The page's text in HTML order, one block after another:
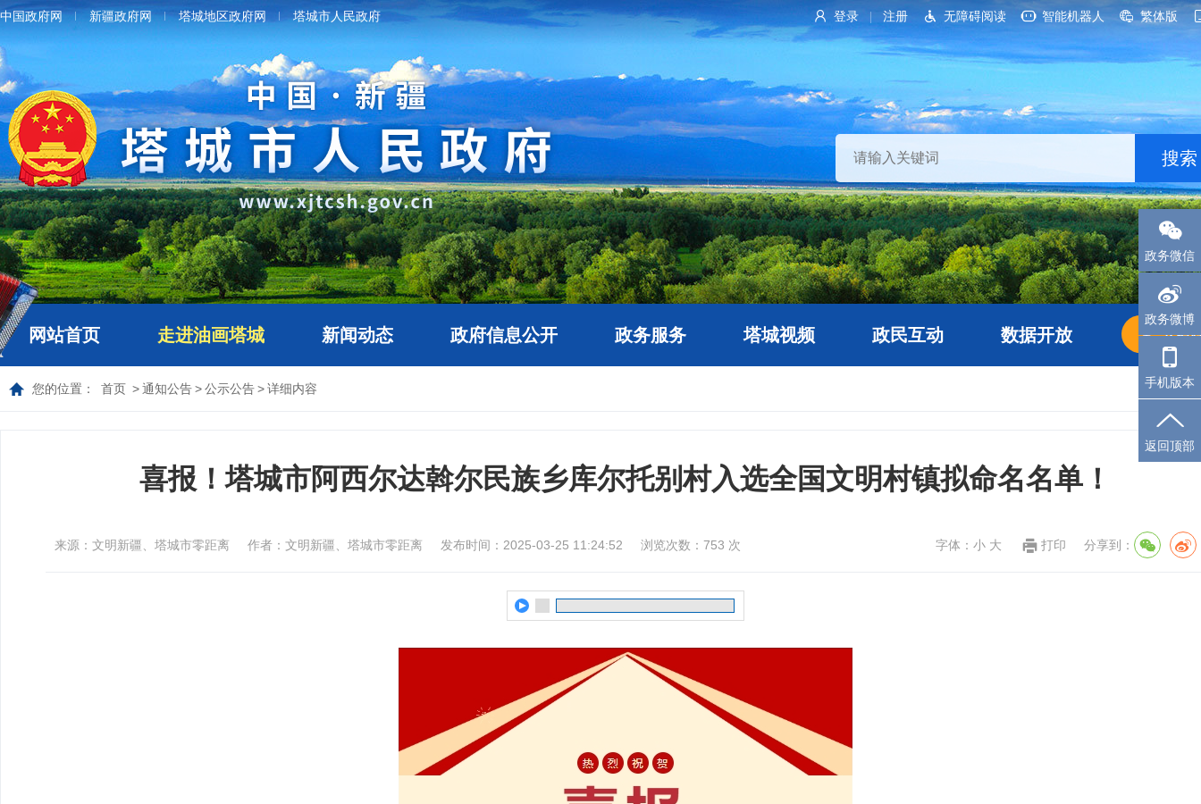
登录 注册 无障碍阅读 智能机器人 繁体版
中国政府网 新疆政府网 塔城地区政府网 塔城市人民政府
网站首页 走进油画塔城 新闻动态 政府信息公开 政务服务 塔城视频 政民互动 数据开放 长者
您的位置： 首页 >通知公告>公示公告>详细内容
喜报！塔城市阿西尔达斡尔民族乡库尔托别村入选全国文明村镇拟命名名单！
来源：文明新疆、塔城市零距离 作者：文明新疆、塔城市零距离 发布时间：2025-03-25 11:24:52 浏览次数： 753 次 字体： 小 大 打印 分享到：
政务微信
政务微博
手机版本
返回顶部